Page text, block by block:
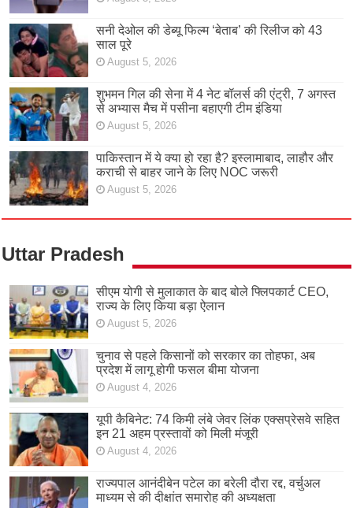
सनी देओल की डेब्यू फिल्म ‘बेताब’ की रिलीज को 43
साल पूरे
August 5, 2026
शुभमन गिल की सेना में 4 नेट बॉलर्स की एंट्री, 7 अगस्त
से अभ्यास मैच में पसीना बहाएगी टीम इंडिया
August 5, 2026
पाकिस्तान में ये क्या हो रहा है? इस्लामाबाद, लाहौर और
कराची से बाहर जाने के लिए NOC जरूरी
August 5, 2026
Uttar Pradesh
सीएम योगी से मुलाकात के बाद बोले फ्लिपकार्ट CEO,
राज्य के लिए किया बड़ा ऐलान
August 5, 2026
चुनाव से पहले किसानों को सरकार का तोहफा, अब
प्रदेश में लागू होगी फसल बीमा योजना
August 4, 2026
यूपी कैबिनेट: 74 किमी लंबे जेवर लिंक एक्सप्रेसवे सहित
इन 21 अहम प्रस्तावों को मिली मंजूरी
August 4, 2026
राज्यपाल आनंदीबेन पटेल का बरेली दौरा रद्द, वर्चुअल
माध्यम से की दीक्षांत समारोह की अध्यक्षता